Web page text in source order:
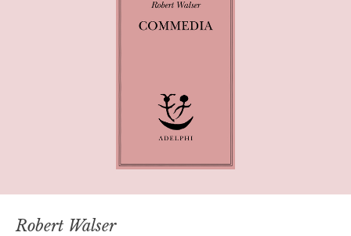
Robert Walser